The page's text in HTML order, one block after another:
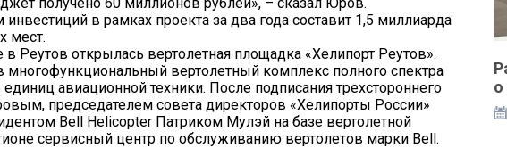
в рамках проекта за два года составит 1,5 миллиарда
мест.
Реутов открылась вертолетная площадка «Хелипорт Реутов».
многофункциональный вертолетный комплекс полного спектра
авиационной техники. После подписания трехстороннего
председателем совета директоров «Хелипорты России»
Bell Helicopter Патриком Мулэй на базе вертолетной
сервисный центр по обслуживанию вертолетов марки Bell.
о